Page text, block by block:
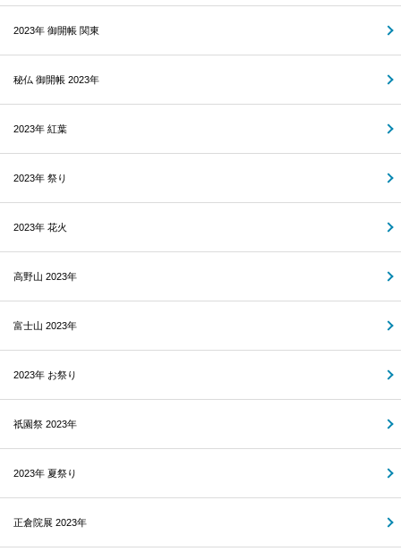
2023年 御開帳 関東
秘仏 御開帳 2023年
2023年 紅葉
2023年 祭り
2023年 花火
高野山 2023年
富士山 2023年
2023年 お祭り
祇園祭 2023年
2023年 夏祭り
正倉院展 2023年